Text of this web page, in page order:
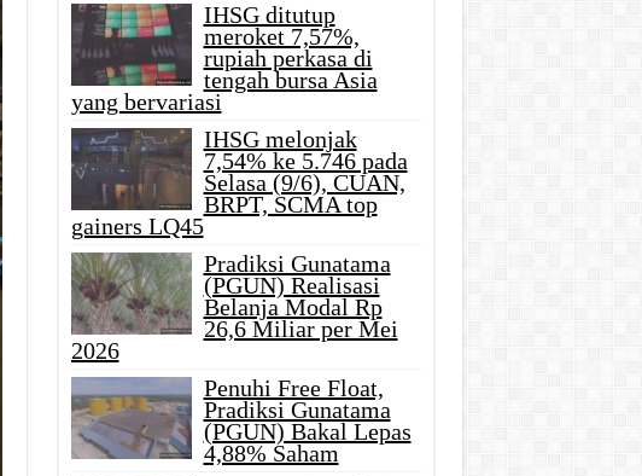
IHSG ditutup
meroket 7,57%,
rupiah perkasa di
tengah bursa Asia
yang bervariasi
IHSG melonjak
7,54% ke 5.746 pada
Selasa (9/6), CUAN,
BRPT, SCMA top
gainers LQ45
Pradiksi Gunatama
(PGUN) Realisasi
Belanja Modal Rp
26,6 Miliar per Mei
2026
Penuhi Free Float,
Pradiksi Gunatama
(PGUN) Bakal Lepas
4,88% Saham